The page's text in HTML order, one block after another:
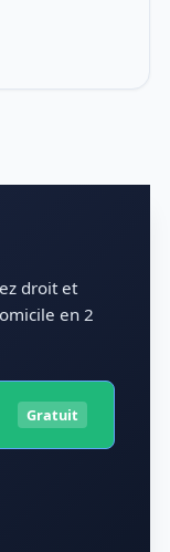
droit et
en 2
Gratuit